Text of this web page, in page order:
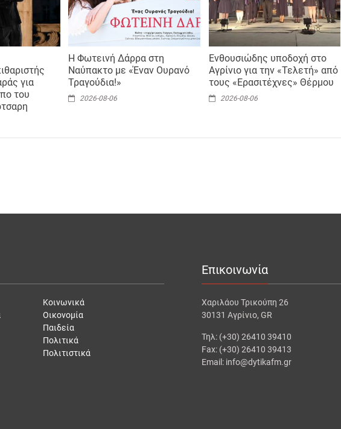
για
του
Η Φωτεινή Δάρρα στη
Ναύπακτο με «Έναν Ουρανό
Τραγούδια!»
2026-08-06
Ενθουσιώδης υποδοχή στο
Αγρίνιο για την «Τελετή» από
τους «Ερασιτέχνες» Θέρμου
2026-08-06
Κοινωνικά
Οικονομία
Παιδεία
Πολιτικά
Πολιτιστικά
Επικοινωνία
Χαριλάου Τρικούπη 26
30131 Αγρίνιο, GR
Τηλ: (+30) 26410 39410
Fax: (+30) 26410 39413
Email: info@dytikafm.gr